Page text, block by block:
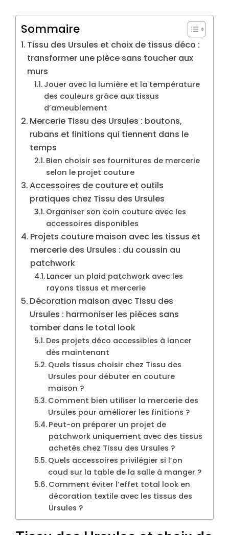
Sommaire
Tissu des Ursules et choix de tissus déco :
transformer une pièce sans toucher aux
murs
Jouer avec la lumière et la température
des couleurs grâce aux tissus
d’ameublement
Mercerie Tissu des Ursules : boutons,
rubans et finitions qui tiennent dans le
temps
Bien choisir ses fournitures de mercerie
selon le projet couture
Accessoires de couture et outils
pratiques chez Tissu des Ursules
Organiser son coin couture avec les
accessoires disponibles
Projets couture maison avec les tissus et
mercerie des Ursules : du coussin au
patchwork
Lancer un plaid patchwork avec les
rayons tissus et mercerie
Décoration maison avec Tissu des
Ursules : harmoniser les pièces sans
tomber dans le total look
Des projets déco accessibles à lancer
dès maintenant
Quels tissus choisir chez Tissu des
Ursules pour débuter en couture
maison ?
Comment bien utiliser la mercerie des
Ursules pour améliorer les finitions ?
Peut-on préparer un projet de
patchwork uniquement avec des tissus
achetés chez Tissu des Ursules ?
Quels accessoires privilégier si l’on
coud sur la table de la salle à manger ?
Comment éviter l’effet total look en
décoration textile avec les tissus des
Ursules ?